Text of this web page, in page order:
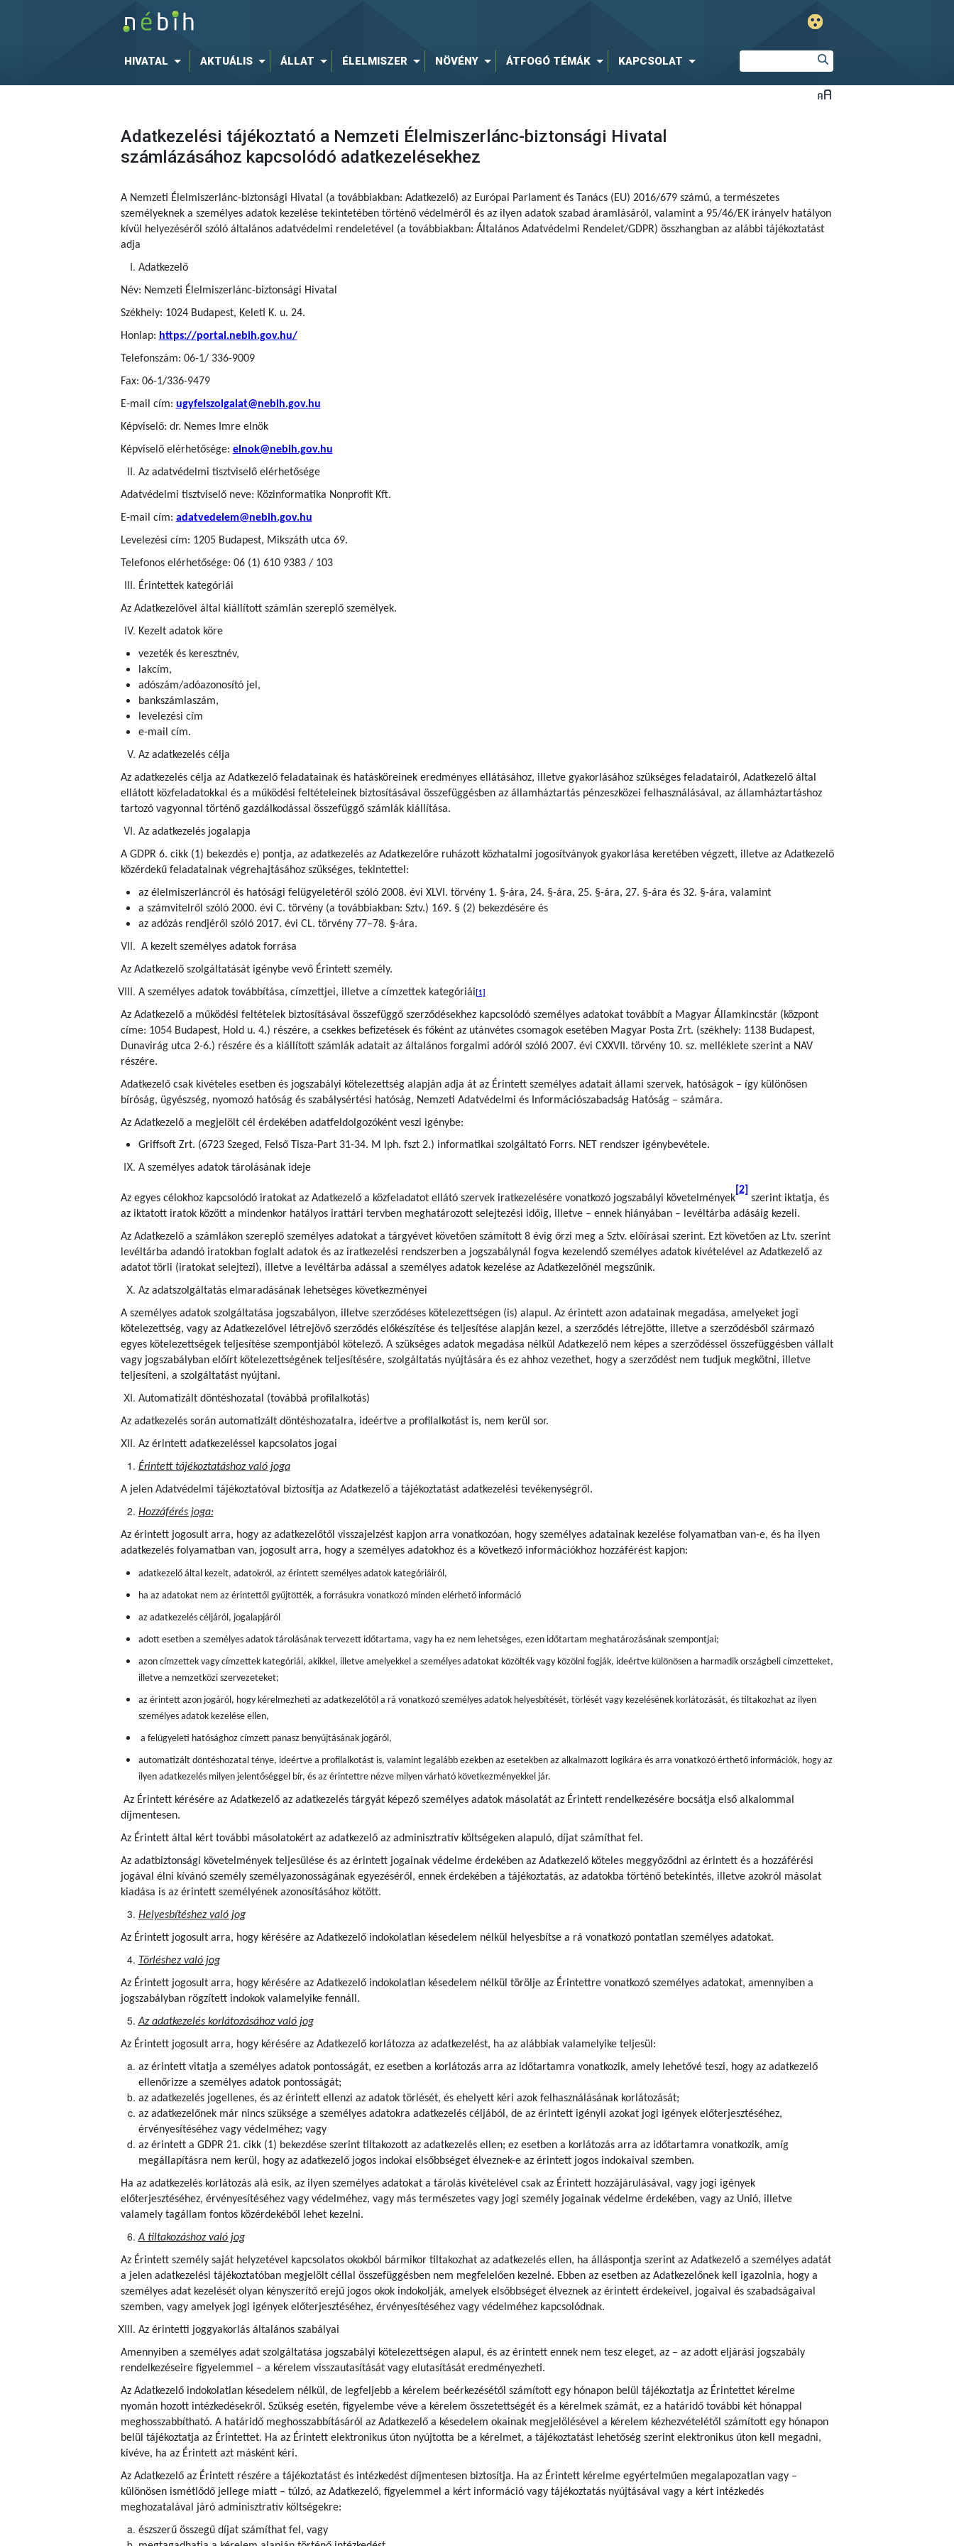
HIVATAL AKTUÁLIS ÁLLAT ÉLELMISZER NÖVÉNY ÁTFOGÓ TÉMÁK KAPCSOLAT
Adatkezelési tájékoztató a Nemzeti Élelmiszerlánc-biztonsági Hivatal
számlázásához kapcsolódó adatkezelésekhez
A Nemzeti Élelmiszerlánc-biztonsági Hivatal (a továbbiakban: Adatkezelő) az Európai Parlament és Tanács (EU) 2016/679 számú, a természetes
személyeknek a személyes adatok kezelése tekintetében történő védelméről és az ilyen adatok szabad áramlásáról, valamint a 95/46/EK irányelv hatályon
kívül helyezéséről szóló általános adatvédelmi rendeletével (a továbbiakban: Általános Adatvédelmi Rendelet/GDPR) összhangban az alábbi tájékoztatást
adja
Adatkezelő
Név: Nemzeti Élelmiszerlánc-biztonsági Hivatal
Székhely: 1024 Budapest, Keleti K. u. 24.
Honlap: https://portal.nebih.gov.hu/
Telefonszám: 06-1/ 336-9009
Fax: 06-1/336-9479
E-mail cím: ugyfelszolgalat@nebih.gov.hu
Képviselő: dr. Nemes Imre elnök
Képviselő elérhetősége: elnok@nebih.gov.hu
Az adatvédelmi tisztviselő elérhetősége
Adatvédelmi tisztviselő neve: Közinformatika Nonprofit Kft.
E-mail cím: adatvedelem@nebih.gov.hu
Levelezési cím: 1205 Budapest, Mikszáth utca 69.
Telefonos elérhetősége: 06 (1) 610 9383 / 103
Érintettek kategóriái
Az Adatkezelővel által kiállított számlán szereplő személyek.
Kezelt adatok köre
vezeték és keresztnév,
lakcím,
adószám/adóazonosító jel,
bankszámlaszám,
levelezési cím
e-mail cím.
Az adatkezelés célja
Az adatkezelés célja az Adatkezelő feladatainak és hatásköreinek eredményes ellátásához, illetve gyakorlásához szükséges feladatairól, Adatkezelő által
ellátott közfeladatokkal és a működési feltételeinek biztosításával összefüggésben az államháztartás pénzeszközei felhasználásával, az államháztartáshoz
tartozó vagyonnal történő gazdálkodással összefüggő számlák kiállítása.
Az adatkezelés jogalapja
A GDPR 6. cikk (1) bekezdés e) pontja, az adatkezelés az Adatkezelőre ruházott közhatalmi jogosítványok gyakorlása keretében végzett, illetve az Adatkezelő
közérdekű feladatainak végrehajtásához szükséges, tekintettel:
az élelmiszerláncról és hatósági felügyeletéről szóló 2008. évi XLVI. törvény 1. §-ára, 24. §-ára, 25. §-ára, 27. §-ára és 32. §-ára, valamint
a számvitelről szóló 2000. évi C. törvény (a továbbiakban: Sztv.) 169. § (2) bekezdésére és
az adózás rendjéről szóló 2017. évi CL. törvény 77–78. §-ára.
A kezelt személyes adatok forrása
Az Adatkezelő szolgáltatását igénybe vevő Érintett személy.
A személyes adatok továbbítása, címzettjei, illetve a címzettek kategóriái [1]
Az Adatkezelő a működési feltételek biztosításával összefüggő szerződésekhez kapcsolódó személyes adatokat továbbít a Magyar Államkincstár (központ
címe: 1054 Budapest, Hold u. 4.) részére, a csekkes befizetések és főként az utánvétes csomagok esetében Magyar Posta Zrt. (székhely: 1138 Budapest,
Dunavirág utca 2-6.) részére és a kiállított számlák adatait az általános forgalmi adóról szóló 2007. évi CXXVII. törvény 10. sz. melléklete szerint a NAV
részére.
Adatkezelő csak kivételes esetben és jogszabályi kötelezettség alapján adja át az Érintett személyes adatait állami szervek, hatóságok – így különösen
bíróság, ügyészség, nyomozó hatóság és szabálysértési hatóság, Nemzeti Adatvédelmi és Információszabadság Hatóság – számára.
Az Adatkezelő a megjelölt cél érdekében adatfeldolgozóként veszi igénybe:
Griffsoft Zrt. (6723 Szeged, Felső Tisza-Part 31-34. M lph. fszt 2.) informatikai szolgáltató Forrs. NET rendszer igénybevétele.
A személyes adatok tárolásának ideje
Az egyes célokhoz kapcsolódó iratokat az Adatkezelő a közfeladatot ellátó szervek iratkezelésére vonatkozó jogszabályi követelmények
[2]
szerint iktatja, és
az iktatott iratok között a mindenkor hatályos irattári tervben meghatározott selejtezési időig, illetve – ennek hiányában – levéltárba adásáig kezeli.
Az Adatkezelő a számlákon szereplő személyes adatokat a tárgyévet követően számított 8 évig őrzi meg a Sztv. előírásai szerint. Ezt követően az Ltv. szerint
levéltárba adandó iratokban foglalt adatok és az iratkezelési rendszerben a jogszabálynál fogva kezelendő személyes adatok kivételével az Adatkezelő az
adatot törli (iratokat selejtezi), illetve a levéltárba adással a személyes adatok kezelése az Adatkezelőnél megszűnik.
Az adatszolgáltatás elmaradásának lehetséges következményei
A személyes adatok szolgáltatása jogszabályon, illetve szerződéses kötelezettségen (is) alapul. Az érintett azon adatainak megadása, amelyeket jogi
kötelezettség, vagy az Adatkezelővel létrejövő szerződés előkészítése és teljesítése alapján kezel, a szerződés létrejötte, illetve a szerződésből származó
egyes kötelezettségek teljesítése szempontjából kötelező. A szükséges adatok megadása nélkül Adatkezelő nem képes a szerződéssel összefüggésben vállalt
vagy jogszabályban előírt kötelezettségének teljesítésére, szolgáltatás nyújtására és ez ahhoz vezethet, hogy a szerződést nem tudjuk megkötni, illetve
teljesíteni, a szolgáltatást nyújtani.
Automatizált döntéshozatal (továbbá profilalkotás)
Az adatkezelés során automatizált döntéshozatalra, ideértve a profilalkotást is, nem kerül sor.
Az érintett adatkezeléssel kapcsolatos jogai
Érintett tájékoztatáshoz való joga
A jelen Adatvédelmi tájékoztatóval biztosítja az Adatkezelő a tájékoztatást adatkezelési tevékenységről.
Hozzáférés joga:
Az érintett jogosult arra, hogy az adatkezelőtől visszajelzést kapjon arra vonatkozóan, hogy személyes adatainak kezelése folyamatban van-e, és ha ilyen
adatkezelés folyamatban van, jogosult arra, hogy a személyes adatokhoz és a következő információkhoz hozzáférést kapjon:
adatkezelő által kezelt, adatokról, az érintett személyes adatok kategóriáiról,
ha az adatokat nem az érintettől gyűjtötték, a forrásukra vonatkozó minden elérhető információ
az adatkezelés céljáról, jogalapjáról
adott esetben a személyes adatok tárolásának tervezett időtartama, vagy ha ez nem lehetséges, ezen időtartam meghatározásának szempontjai;
azon címzettek vagy címzettek kategóriái, akikkel, illetve amelyekkel a személyes adatokat közölték vagy közölni fogják, ideértve különösen a harmadik országbeli címzetteket,
illetve a nemzetközi szervezeteket;
az érintett azon jogáról, hogy kérelmezheti az adatkezelőtől a rá vonatkozó személyes adatok helyesbítését, törlését vagy kezelésének korlátozását, és tiltakozhat az ilyen
személyes adatok kezelése ellen,
a felügyeleti hatósághoz címzett panasz benyújtásának jogáról,
automatizált döntéshozatal ténye, ideértve a profilalkotást is, valamint legalább ezekben az esetekben az alkalmazott logikára és arra vonatkozó érthető információk, hogy az
ilyen adatkezelés milyen jelentőséggel bír, és az érintettre nézve milyen várható következményekkel jár.
Az Érintett kérésére az Adatkezelő az adatkezelés tárgyát képező személyes adatok másolatát az Érintett rendelkezésére bocsátja első alkalommal
díjmentesen.
Az Érintett által kért további másolatokért az adatkezelő az adminisztratív költségeken alapuló, díjat számíthat fel.
Az adatbiztonsági követelmények teljesülése és az érintett jogainak védelme érdekében az Adatkezelő köteles meggyőződni az érintett és a hozzáférési
jogával élni kívánó személy személyazonosságának egyezéséről, ennek érdekében a tájékoztatás, az adatokba történő betekintés, illetve azokról másolat
kiadása is az érintett személyének azonosításához kötött.
Helyesbítéshez való jog
Az Érintett jogosult arra, hogy kérésére az Adatkezelő indokolatlan késedelem nélkül helyesbítse a rá vonatkozó pontatlan személyes adatokat.
Törléshez való jog
Az Érintett jogosult arra, hogy kérésére az Adatkezelő indokolatlan késedelem nélkül törölje az Érintettre vonatkozó személyes adatokat, amennyiben a
jogszabályban rögzített indokok valamelyike fennáll.
Az adatkezelés korlátozásához való jog
Az Érintett jogosult arra, hogy kérésére az Adatkezelő korlátozza az adatkezelést, ha az alábbiak valamelyike teljesül:
az érintett vitatja a személyes adatok pontosságát, ez esetben a korlátozás arra az időtartamra vonatkozik, amely lehetővé teszi, hogy az adatkezelő
ellenőrizze a személyes adatok pontosságát;
az adatkezelés jogellenes, és az érintett ellenzi az adatok törlését, és ehelyett kéri azok felhasználásának korlátozását;
az adatkezelőnek már nincs szüksége a személyes adatokra adatkezelés céljából, de az érintett igényli azokat jogi igények előterjesztéséhez,
érvényesítéséhez vagy védelméhez; vagy
az érintett a GDPR 21. cikk (1) bekezdése szerint tiltakozott az adatkezelés ellen; ez esetben a korlátozás arra az időtartamra vonatkozik, amíg
megállapításra nem kerül, hogy az adatkezelő jogos indokai elsőbbséget élveznek-e az érintett jogos indokaival szemben.
Ha az adatkezelés korlátozás alá esik, az ilyen személyes adatokat a tárolás kivételével csak az Érintett hozzájárulásával, vagy jogi igények
előterjesztéséhez, érvényesítéséhez vagy védelméhez, vagy más természetes vagy jogi személy jogainak védelme érdekében, vagy az Unió, illetve
valamely tagállam fontos közérdekéből lehet kezelni.
A tiltakozáshoz való jog
Az Érintett személy saját helyzetével kapcsolatos okokból bármikor tiltakozhat az adatkezelés ellen, ha álláspontja szerint az Adatkezelő a személyes adatát
a jelen adatkezelési tájékoztatóban megjelölt céllal összefüggésben nem megfelelően kezelné. Ebben az esetben az Adatkezelőnek kell igazolnia, hogy a
személyes adat kezelését olyan kényszerítő erejű jogos okok indokolják, amelyek elsőbbséget élveznek az érintett érdekeivel, jogaival és szabadságaival
szemben, vagy amelyek jogi igények előterjesztéséhez, érvényesítéséhez vagy védelméhez kapcsolódnak.
Az érintetti joggyakorlás általános szabályai
Amennyiben a személyes adat szolgáltatása jogszabályi kötelezettségen alapul, és az érintett ennek nem tesz eleget, az – az adott eljárási jogszabály
rendelkezéseire figyelemmel – a kérelem visszautasítását vagy elutasítását eredményezheti.
Az Adatkezelő indokolatlan késedelem nélkül, de legfeljebb a kérelem beérkezésétől számított egy hónapon belül tájékoztatja az Érintettet kérelme
nyomán hozott intézkedésekről. Szükség esetén, figyelembe véve a kérelem összetettségét és a kérelmek számát, ez a határidő további két hónappal
meghosszabbítható. A határidő meghosszabbításáról az Adatkezelő a késedelem okainak megjelölésével a kérelem kézhezvételétől számított egy hónapon
belül tájékoztatja az Érintettet. Ha az Érintett elektronikus úton nyújtotta be a kérelmet, a tájékoztatást lehetőség szerint elektronikus úton kell megadni,
kivéve, ha az Érintett azt másként kéri.
Az Adatkezelő az Érintett részére a tájékoztatást és intézkedést díjmentesen biztosítja. Ha az Érintett kérelme egyértelműen megalapozatlan vagy –
különösen ismétlődő jellege miatt – túlzó, az Adatkezelő, figyelemmel a kért információ vagy tájékoztatás nyújtásával vagy a kért intézkedés
meghozatalával járó adminisztratív költségekre:
észszerű összegű díjat számíthat fel, vagy